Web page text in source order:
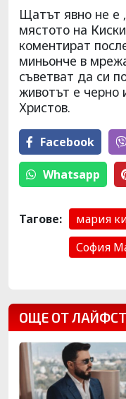
Щатът явно не е
мястото на
коментират
миньонче в
съветват да си
животът е черно
Христов.
Facebook
Whatsapp
Тагове: мария
София
ОЩЕ ОТ